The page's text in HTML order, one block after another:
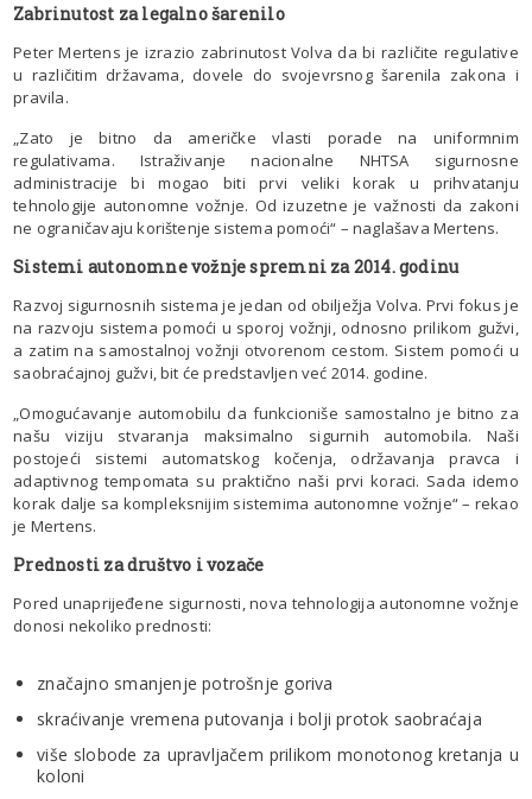
Zabrinutost za legalno šarenilo
Peter Mertens je izrazio zabrinutost Volva da bi različite regulative
u različitim državama, dovele do svojevrsnog šarenila zakona i
pravila.
„Zato je bitno da američke vlasti porade na uniformnim
regulativama. Istraživanje nacionalne NHTSA sigurnosne
administracije bi mogao biti prvi veliki korak u prihvatanju
tehnologije autonomne vožnje. Od izuzetne je važnosti da zakoni
ne ograničavaju korištenje sistema pomoći“ – naglašava Mertens.
Sistemi autonomne vožnje spremni za 2014. godinu
Razvoj sigurnosnih sistema je jedan od obilježja Volva. Prvi fokus je
na razvoju sistema pomoći u sporoj vožnji, odnosno prilikom gužvi,
a zatim na samostalnoj vožnji otvorenom cestom. Sistem pomoći u
saobraćajnoj gužvi, bit će predstavljen već 2014. godine.
„Omogućavanje automobilu da funkcioniše samostalno je bitno za
našu viziju stvaranja maksimalno sigurnih automobila. Naši
postojeći sistemi automatskog kočenja, održavanja pravca i
adaptivnog tempomata su praktično naši prvi koraci. Sada idemo
korak dalje sa kompleksnijim sistemima autonomne vožnje“ – rekao
je Mertens.
Prednosti za društvo i vozače
Pored unaprijeđene sigurnosti, nova tehnologija autonomne vožnje
donosi nekoliko prednosti:
značajno smanjenje potrošnje goriva
skraćivanje vremena putovanja i bolji protok saobraćaja
više slobode za upravljačem prilikom monotonog kretanja u
koloni